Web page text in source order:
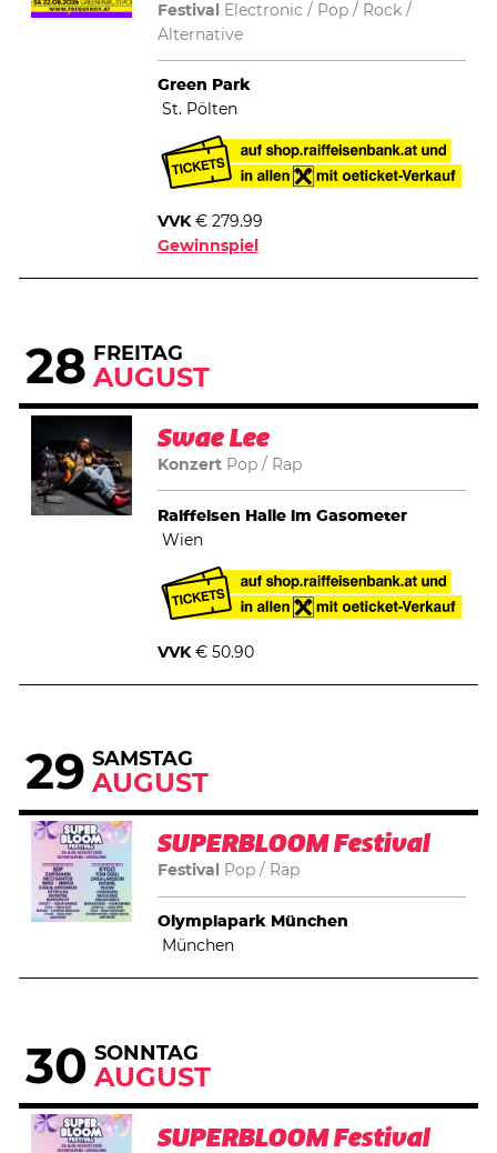
Festival Electronic Pop Rock /
Alternative
Green Park
St. Pölten
VVK€ 279.99
Gewinnspiel
28 FREITAG
AUGUST
Swae Lee
Konzert Pop Rap
Raiffeisen Halle im Gasometer
Wien
VVK€ 50.90
29 SAMSTAG
AUGUST
SUPERBLOOM Festival
Festival Pop Rap
Olympiapark München
München
30 SONNTAG
AUGUST
SUPERBLOOM Festival